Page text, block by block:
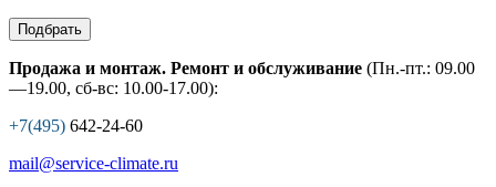
Подбрать
Продажа и монтаж. Ремонт и обслуживание (Пн.-пт.: 09.00
—19.00, сб-вс: 10.00-17.00):
+7(495) 642-24-60
mail@service-climate.ru